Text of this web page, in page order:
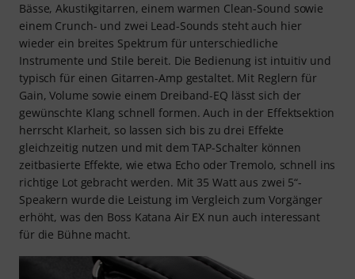
Bässe, Akustikgitarren, einem warmen Clean-Sound sowie
einem Crunch- und zwei Lead-Sounds steht auch hier
wieder ein breites Spektrum für unterschiedliche
Instrumente und Stile bereit. Die Bedienung ist intuitiv und
typisch für einen Gitarren-Amp gestaltet. Mit Reglern für
Gain, Volume sowie einem Dreiband-EQ lässt sich der
gewünschte Klang schnell formen. Auch in der Effektsektion
herrscht Klarheit, so lassen sich bis zu drei Effekte
gleichzeitig nutzen und mit dem TAP-Schalter können
zeitbasierte Effekte, wie etwa Echo oder Tremolo, schnell ins
richtige Lot gebracht werden. Mit 35 Watt aus zwei 5“-
Speakern wurde die Leistung im Vergleich zum Vorgänger
erhöht, was den Boss Katana Air EX nun auch interessant
für die Bühne macht.